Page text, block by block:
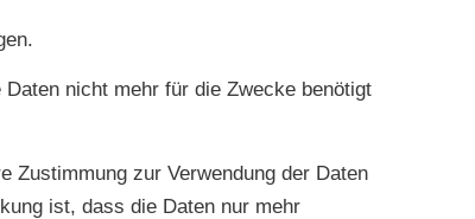
nicht mehr für die Zwecke benötigt
Zustimmung zur Verwendung der Daten
ist, dass die Daten nur mehr